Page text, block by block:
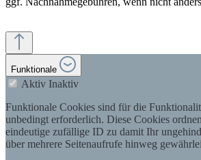
Funktionale
Aktiv Inaktiv
Funktionale Cookies sind für die
unbedingt erforderlich. Diese Cookies
eindeutige zufällige ID zu damit Ihr
über mehrere Seitenaufrufe hinweg